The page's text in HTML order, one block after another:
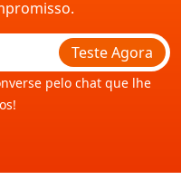
Teste Agora
pelo chat que lhe